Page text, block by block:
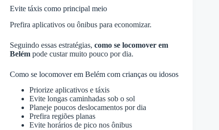
Evite táxis como principal meio
Prefira aplicativos ou ônibus para economizar.
Seguindo essas estratégias, como se locomover em
Belém pode custar muito pouco por dia.
Como se locomover em Belém com crianças ou idosos
Priorize aplicativos e táxis
Evite longas caminhadas sob o sol
Planeje poucos deslocamentos por dia
Prefira regiões planas
Evite horários de pico nos ônibus